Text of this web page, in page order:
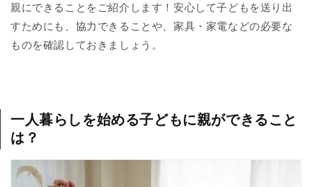
親にできることをご紹介します！安心して子どもを送り出
すためにも、協力できることや、家具・家電などの必要な
ものを確認しておきましょう。
一人暮らしを始める子どもに親ができること
は？